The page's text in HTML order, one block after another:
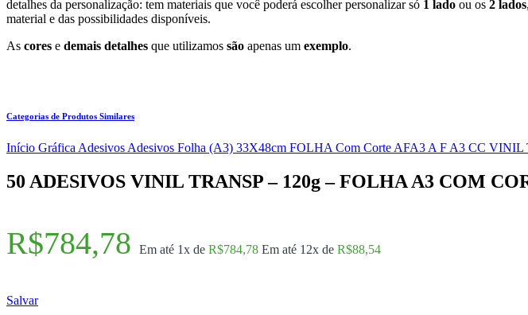
detalhes da personalização: tem materiais que você poderá escolher personalizar só 1 lado ou os 2 lados
material e das possibilidades disponíveis.
As cores e demais detalhes que utilizamos são apenas um exemplo.
Categorias de Produtos Similares
Início Gráfica Adesivos Adesivos Folha (A3) 33X48cm FOLHA Com Corte AFA3 A F A3 CC VINIL
50 ADESIVOS VINIL TRANSP – 120g – FOLHA A3 COM
R$784,78 Em até 1x de R$784,78 Em até 12x de R$88,54
Salvar